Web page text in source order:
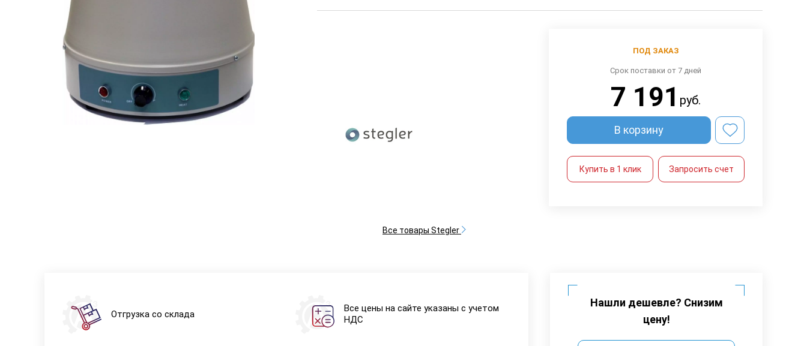
Все товары Stegler
ПОД ЗАКАЗ
Срок поставки от 7 дней
7 191 руб.
В корзину
Купить в 1 клик Запросить счет
Отгрузка со склада
Все цены на сайте указаны с учетом
НДС
Нашли дешевле? Снизим
цену!